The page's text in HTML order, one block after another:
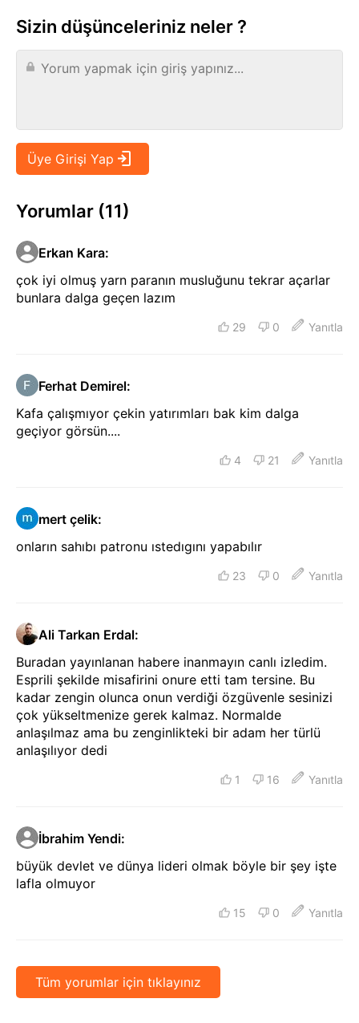
Sizin düşünceleriniz neler ?
Yorumlar (11)
Erkan Kara:
çok iyi olmuş yarn paranın musluğunu tekrar açarlar
bunlara dalga geçen lazım
29 0 Yanıtla
Ferhat Demirel:
Kafa çalışmıyor çekin yatırımları bak kim dalga
geçiyor görsün....
4 21 Yanıtla
mert çelik:
onların sahıbı patronu ıstedıgını yapabılır
23 0 Yanıtla
Ali Tarkan Erdal:
Buradan yayınlanan habere inanmayın canlı izledim.
Esprili şekilde misafirini onure etti tam tersine. Bu
kadar zengin olunca onun verdiği özgüvenle sesinizi
çok yükseltmenize gerek kalmaz. Normalde
anlaşılmaz ama bu zenginlikteki bir adam her türlü
anlaşılıyor dedi
1 16 Yanıtla
İbrahim Yendi:
büyük devlet ve dünya lideri olmak böyle bir şey işte
lafla olmuyor
15 0 Yanıtla
Tüm yorumlar için tıklayınız